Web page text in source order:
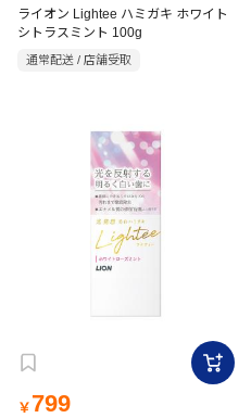
ライオン Lightee ハミガキ ホワイト
シトラスミント 100g
通常配送 / 店舗受取
￥ 799